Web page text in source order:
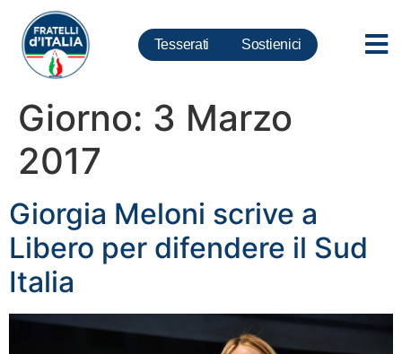
Tesserati Sostienici
Giorno: 3 Marzo
2017
Giorgia Meloni scrive a
Libero per difendere il Sud
Italia